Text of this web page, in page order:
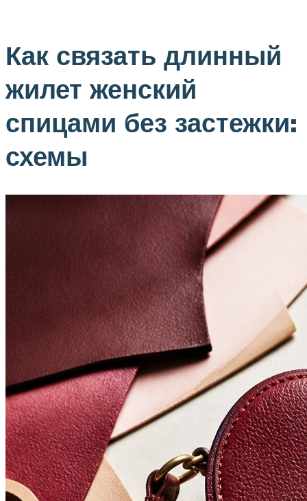
Как связать длинный
жилет женский
спицами без застежки:
схемы